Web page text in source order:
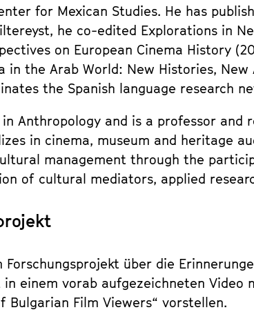
for Mexican Studies. He has
he co-edited Explorations in
on European Cinema History
in the Arab World: New Histories,
the Spanish language research
in Anthropology and is a professor
in cinema, museum and heritage
management through the
of cultural mediators, applied
über die
einem vorab aufgezeichneten Video
Bulgarian Film Viewers“ vorstellen.